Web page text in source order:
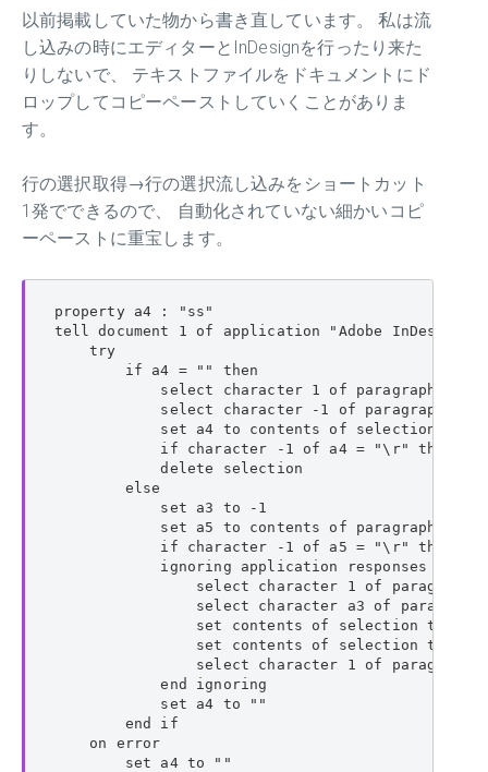
以前掲載していた物から書き直しています。 私は流
し込みの時にエディターとInDesignを行ったり来た
りしないで、 テキストファイルをドキュメントにド
ロップしてコピーペーストしていくことがありま
す。
行の選択取得→行の選択流し込みをショートカット
1発でできるので、 自動化されていない細かいコピ
ーペーストに重宝します。
property a4 : "ss"
tell document 1 of application "Adobe InDesign
    try
        if a4 = "" then
select character 1 of paragraph 1
select character -1 of paragraph -1
set a4 to contents of selection as
if character -1 of a4 = "\r" then
            delete selection
        else
            set a3 to -1
set a5 to contents of paragraph -1
if character -1 of a5 = "\r" then
            ignoring application responses
select character 1 of paragraph
select character a3 of
                set contents of selection to "a"
set contents of selection to a4
select character 1 of paragraph
            end ignoring
            set a4 to ""
        end if
    on error
        set a4 to ""